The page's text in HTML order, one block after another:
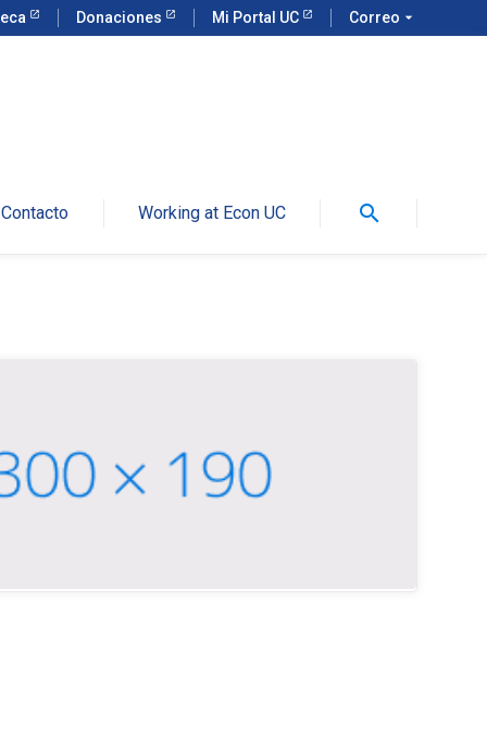
Donaciones Mi Portal UC Correo arrow_drop_down
Contacto Working at Econ UC search